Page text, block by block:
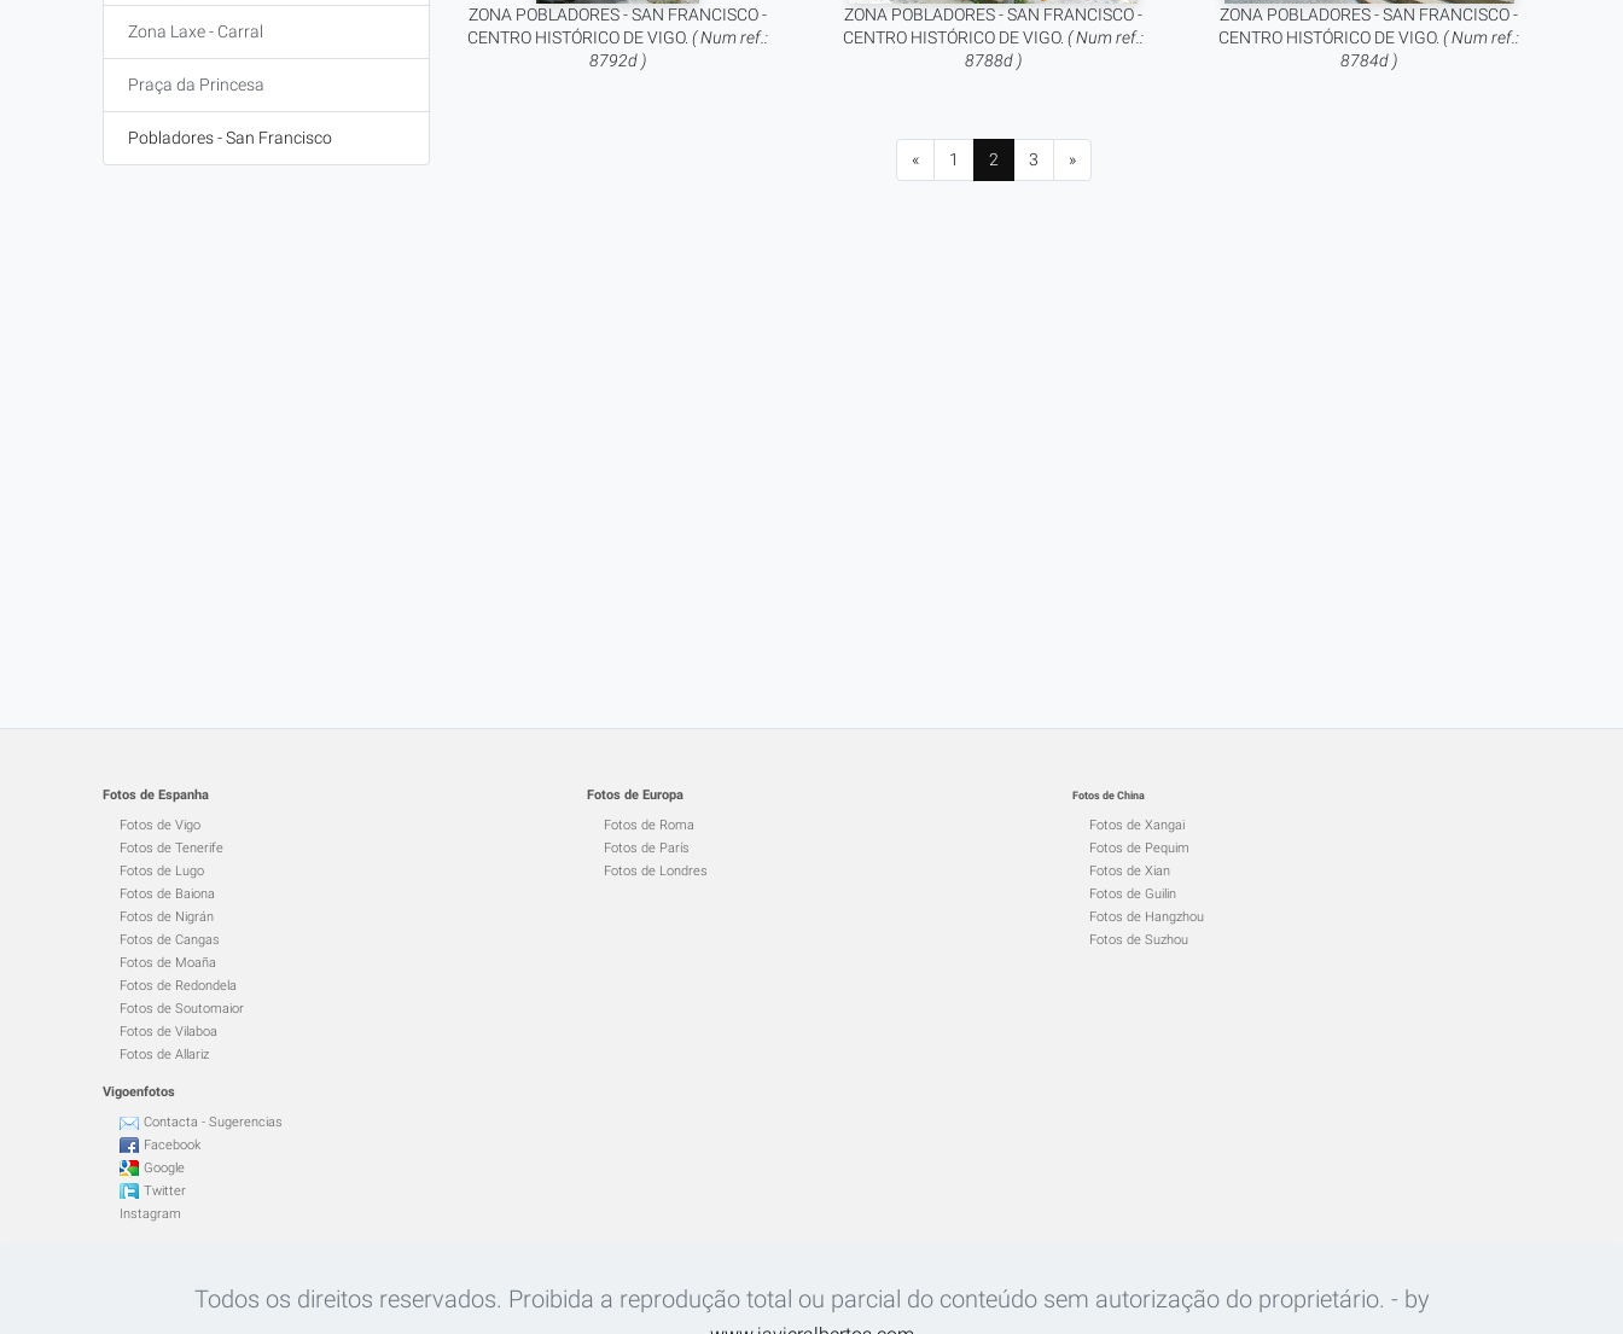
ZONA POBLADORES - SAN FRANCISCO -
CENTRO HISTÓRICO DE VIGO. ( Num ref.:
8792d )
ZONA POBLADORES - SAN FRANCISCO -
CENTRO HISTÓRICO DE VIGO.( Num ref.:
8788d )
ZONA POBLADORES - SAN FRANCISCO -
CENTRO HISTÓRICO DE VIGO.( Num ref.:
8784d )
« 1 2 3 »
Zona Laxe - Carral
Praça da Princesa
Pobladores - San Francisco
Fotos de Espanha
Fotos de Vigo
Fotos de Tenerife
Fotos de Lugo
Fotos de Baiona
Fotos de Nigrán
Fotos de Cangas
Fotos de Moaña
Fotos de Redondela
Fotos de Soutomaior
Fotos de Vilaboa
Fotos de Allariz
Fotos de Europa
Fotos de Roma
Fotos de París
Fotos de Londres
Fotos de China
Fotos de Xangai
Fotos de Pequim
Fotos de Xian
Fotos de Guilin
Fotos de Hangzhou
Fotos de Suzhou
Vigoenfotos
Contacta - Sugerencias
Facebook
Google
Twitter
Instagram
Todos os direitos reservados. Proibida a reprodução total ou parcial do conteúdo sem autorização do proprietário. - by